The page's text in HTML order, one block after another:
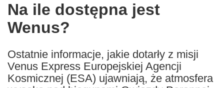
the
following
languages:
Na ile dostępna jest
Wenus?
Ostatnie informacje, jakie dotarły z misji
Venus Express Europejskiej Agencji
Kosmicznej (ESA) ujawniają, że atmosfera